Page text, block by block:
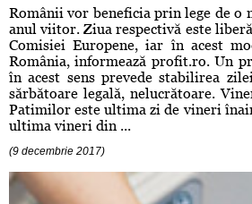
Românii vor beneficia prin lege de o
anul viitor. Ziua respectivă este
Comisiei Europene, iar în acest
România, informează profit.ro. Un
în acest sens prevede stabilirea
sărbătoare legală, nelucrătoare.
Patimilor este ultima zi de vineri
ultima vineri din ...
(9 decembrie 2017)